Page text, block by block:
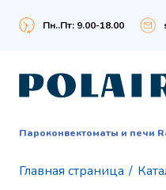
Пн..Пт: 9.00-18.00
Пароконвектоматы и печи
Главная страница /